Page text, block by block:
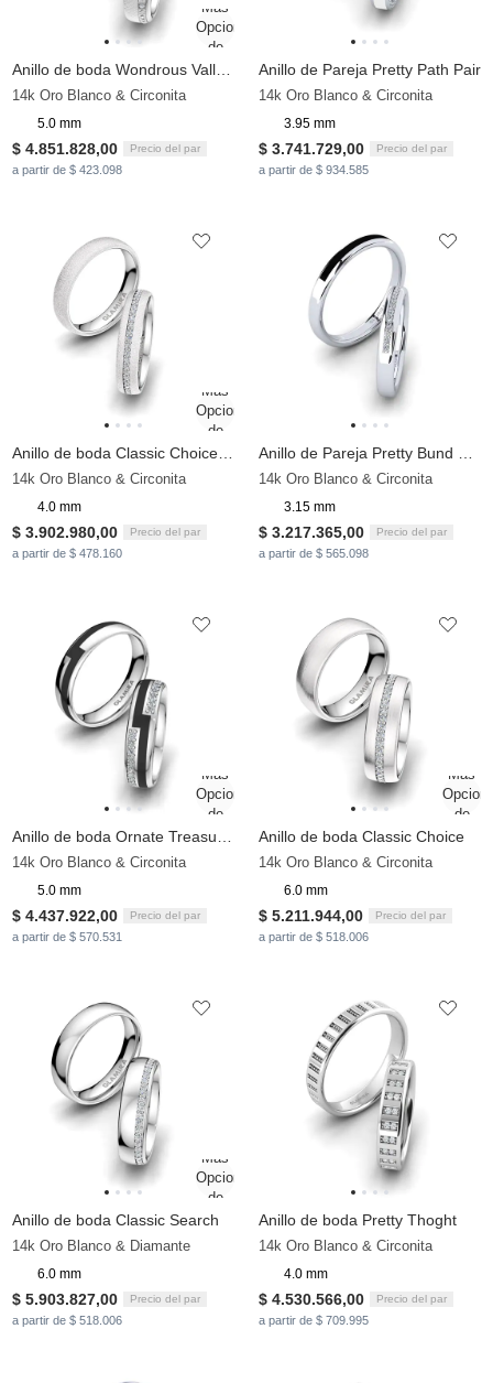
14k Oro Blanco & Circonita
5.0 mm
$ 4.851.828,00 Precio del par
a partir de $ 423.098
Anillo de Pareja Pretty Path Pair
14k Oro Blanco & Circonita
3.95 mm
$ 3.741.729,00 Precio del par
a partir de $ 934.585
14k Oro Blanco & Circonita
4.0 mm
$ 3.902.980,00 Precio del par
a partir de $ 478.160
14k Oro Blanco & Circonita
3.15 mm
$ 3.217.365,00 Precio del par
a partir de $ 565.098
14k Oro Blanco & Circonita
5.0 mm
$ 4.437.922,00 Precio del par
a partir de $ 570.531
Anillo de boda Classic Choice
14k Oro Blanco & Circonita
6.0 mm
$ 5.211.944,00 Precio del par
a partir de $ 518.006
Anillo de boda Classic Search
14k Oro Blanco & Diamante
6.0 mm
$ 5.903.827,00 Precio del par
a partir de $ 518.006
Anillo de boda Pretty Thoght
14k Oro Blanco & Circonita
4.0 mm
$ 4.530.566,00 Precio del par
a partir de $ 709.995